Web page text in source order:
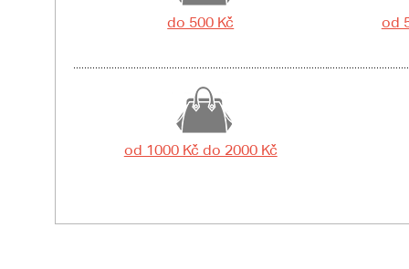
do 500 Kč od
od 1000 Kč do 2000 Kč